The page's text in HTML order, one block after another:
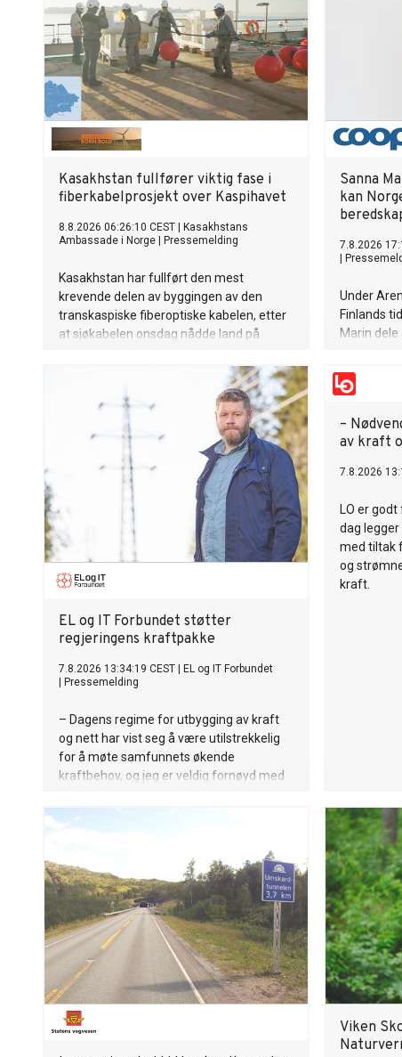
Kasakhstan fullfører viktig fase i
fiberkabelprosjekt over Kaspihavet
8.8.2026 06:26:10 CEST
Kasakhstans
Ambassade i Norge
Pressemelding
Kasakhstan har fullført den mest
krevende delen av byggingen av den
transkaspiske fiberoptiske kabelen, etter
at sjøkabelen onsdag nådde land på
Prosjektet er et viktig steg i etableringen
av en ny høyhastighets digital forbindelse
mellom Asia og Europa.
Sanna
kan
7.8.2026
Under
Finlands
Marin
bygget et
samfunn
sektor og
EL og IT Forbundet støtter
regjeringens kraftpakke
7.8.2026 13:34:19 CEST
EL og IT Forbundet
Pressemelding
– Dagens regime for utbygging av kraft
og nett har vist seg å være utilstrekkelig
for å møte samfunnets økende
kraftbehov, og jeg er veldig fornøyd med
Forbundet.
–
av kraft
7.8.2026
LO er
dag
med tiltak
og
kraft.
Viken